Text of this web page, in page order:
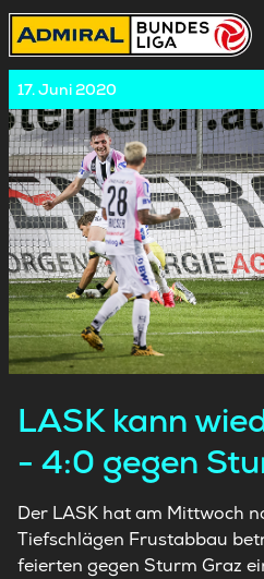
17. Juni 2020
LASK kann
- 4:0 gegen
Der LASK hat am Mittwoch
Tiefschlägen Frustabbau
feierten gegen Sturm Graz